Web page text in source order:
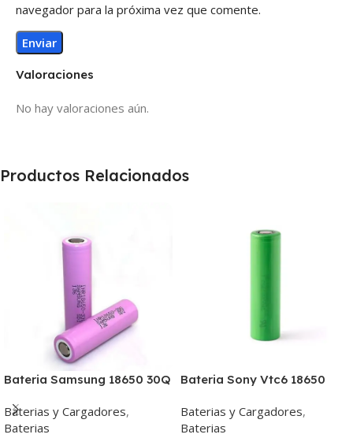
Valoraciones
No hay valoraciones aún.
navegador para la próxima vez que comente.
Productos Relacionados
Bateria Samsung 18650 30Q
Baterias y Cargadores,
Baterias
Bateria Sony Vtc6 18650
Baterias y Cargadores,
Baterias